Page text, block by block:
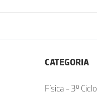
CATEGORIA
Física - 3º Ciclo